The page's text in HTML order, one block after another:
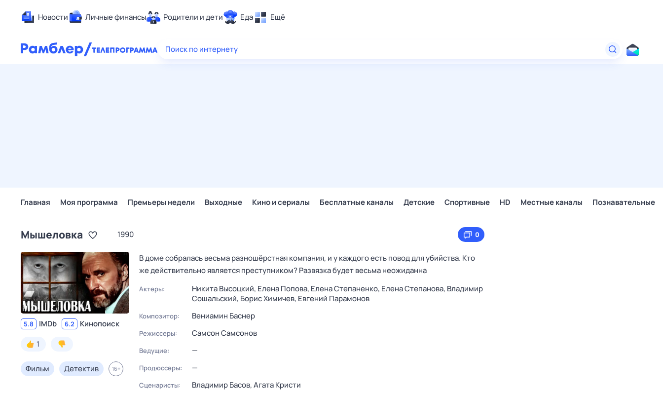
Новости Личные финансы Родители и дети Еда Ещё
Здоровье
Поиск по интернету
Главная Моя программа Премьеры недели Выходные Кино и сериалы Бесплатные каналы Детские Спортивные HD Местные каналы Познавательные
Мышеловка 1990 0
5.8 IMDb 6.2
Кинопоиск
1
Фильм Детектив 16+
В доме собралась весьма разношёрстная компания, и у каждого есть повод для убийства. Кто
же действительно является преступником? Развязка будет весьма неожиданна
Актеры: Никита Высоцкий, Елена Попова, Елена Степаненко, Елена Степанова, Владимир
Сошальский, Борис Химичев, Евгений Парамонов
Композитор: Вениамин Баснер
Режиссеры: Самсон Самсонов
Ведущие: —
Продюссеры: —
Сценаристы: Владимир Басов,Агата Кристи